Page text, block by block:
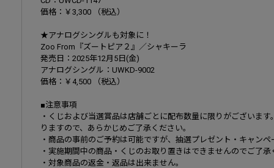
価格：￥3,300 （税込）
★アナログシングルも対象に！
Zoo From『ズートピア２』／シャキーラ
発売日：2025年12月5日(金)
アナログシングル：UWKD-9002
価格：￥4,500 （税込）
■注意事項
・くじおよび当選賞品は店舗ごとに配布数量に限りがございま
りますので、あらかじめご了承ください。
・商品の事前のご予約は可能ですが、抽選プレゼント・キャン
・実施期間中の商品・くじのお取り置きはできませんのでご了
・対象商品の返金・返品は出来ません。